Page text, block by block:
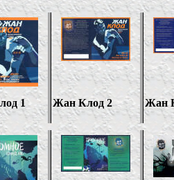
1 Жан Клод 2 Жан